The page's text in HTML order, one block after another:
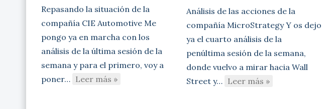
Repasando la situación de la
compañía CIE Automotive Me
pongo ya en marcha con los
análisis de la última sesión de la
semana y para el primero, voy a
poner… Leer más »
Análisis de las acciones de la
compañía MicroStrategy Y os dejo
ya el cuarto análisis de la
penúltima sesión de la semana,
donde vuelvo a mirar hacia Wall
Street y… Leer más »